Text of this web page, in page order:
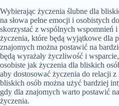
Wybierając życzenia ślubne dla
na słowa pełne emocji i osobistych
skorzystać z wspólnych wspomnień
życzenia, które będą wyjątkowe dla
znajomych można postawić na
będą wyrażały życzliwość i
osobiste jak życzenia dla bliskich
aby dostosować życzenia do relacji
bliskich osób można użyć bardziej
gdy dla znajomych warto postawić
życzenia.